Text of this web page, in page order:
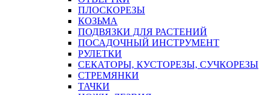
ПЛОСКОРЕЗЫ
КОЗЬМА
ПОДВЯЗКИ ДЛЯ РАСТЕНИЙ
ПОСАДОЧНЫЙ ИНСТРУМЕНТ
РУЛЕТКИ
СЕКАТОРЫ, КУСТОРЕЗЫ, СУЧКОРЕЗЫ
СТРЕМЯНКИ
ТАЧКИ